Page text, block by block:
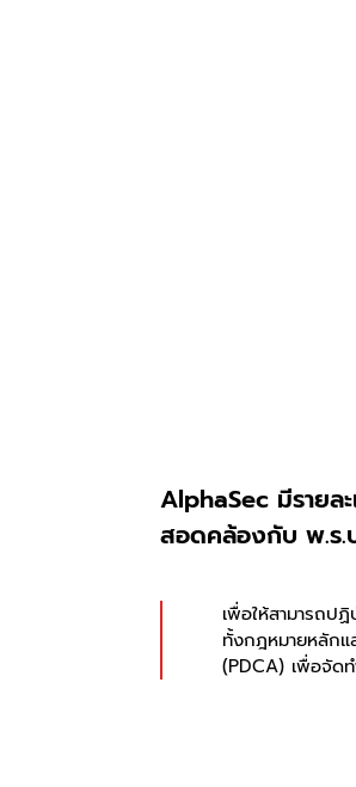
AlphaSec มีรายล
สอดคล้องกับ พ.ร.
เพื่อให้สามารถป
ทั้งกฎหมายหลักแ
(PDCA) เพื่อจัด